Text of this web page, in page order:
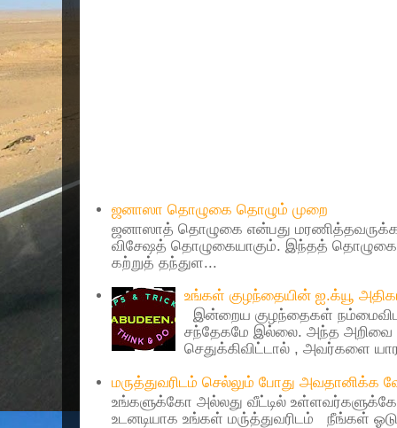
ஜனாஸா தொழுகை தொழும் முறை
ஜனாஸாத் தொழுகை என்பது
விசேஷத் தொழுகையாகும். இந்தத்
கற்றுத் தந்துள...
உங்கள் குழந்தையின் ஐ.க்யூ
இன்றைய குழந்தைகள்
சந்தேகமே இல்லை. அந்த
செதுக்கிவிட்டால் , அவர்களை
மருத்துவரிடம் செல்லும் போது அவதானிக்க
உங்களுக்கோ அல்லது வீட்டில்
உடனடியாக உங்கள் மரு்த்துவரிடம் நீங்கள்